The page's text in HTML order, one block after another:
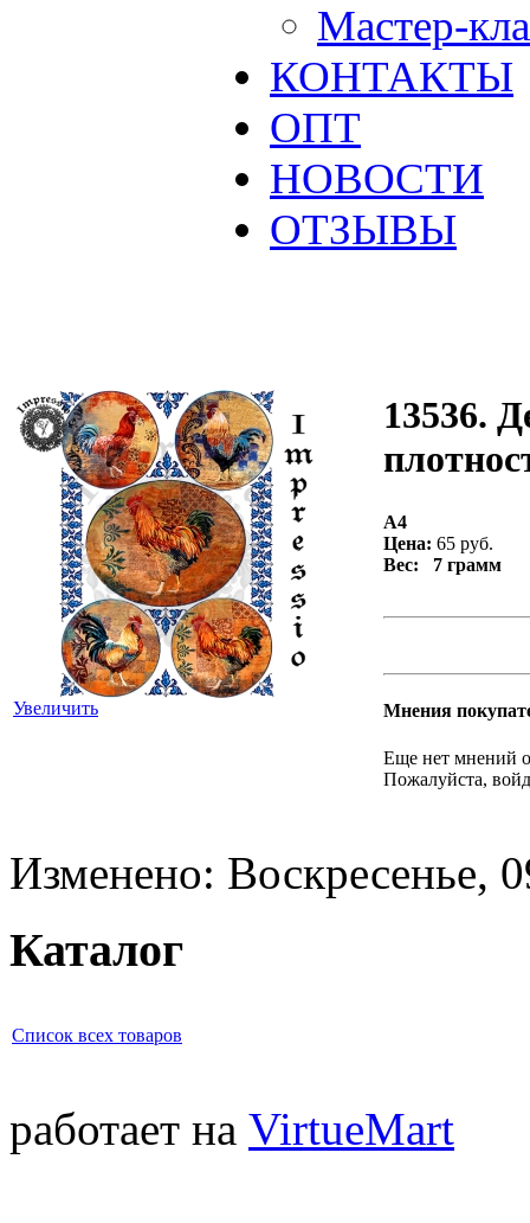
Мастер-
КОНТАКТЫ
ОПТ
НОВОСТИ
ОТЗЫВЫ
Увеличить
13536.
А4
Цена: 65 руб.
Вес: 7 грамм
Мнения
Еще нет мнений
Пожалуйста,
Изменено: Воскресенье,
Каталог
Список всех товаров
работает на VirtueMart